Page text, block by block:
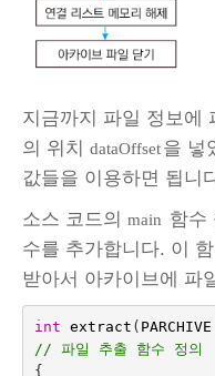
지금까지 파일 정보에
의 위치 dataOffset을 넣
값들을 이용하면 됩니
소스 코드의 main 함수
수를 추가합니다. 이
받아서 아카이브에 파
int extract ( PARCHIVE
// 파일 추출 함수 정의
{